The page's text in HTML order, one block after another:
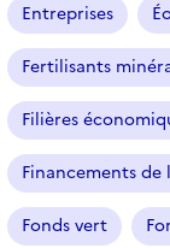
Entreprises
Fertilisants
Filières
Financements
Fonds vert